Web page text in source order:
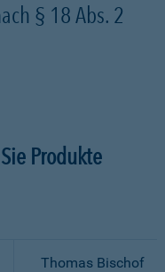
§ 18 Abs. 2
Produkte
Thomas Bischof